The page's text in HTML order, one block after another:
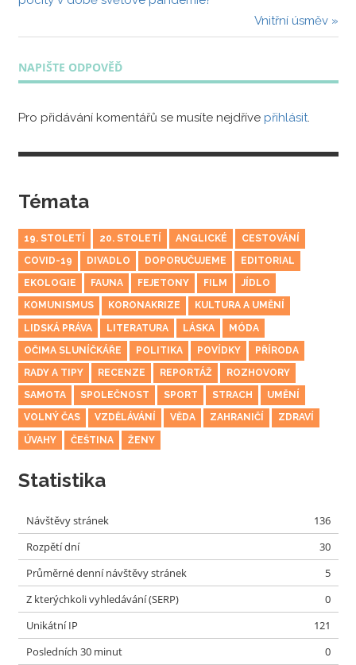
pro
příspěvek
Další
příspěvek:
Vnitřní úsměv
NAPIŠTE ODPOVĚĎ
Pro přidávání komentářů se musíte nejdříve přihlásit.
Témata
19. STOLETÍ 20. STOLETÍ ANGLICKÉ CESTOVÁNÍ
COVID-19 DIVADLO DOPORUČUJEME EDITORIAL
EKOLOGIE FAUNA FEJETONY FILM JÍDLO
KOMUNISMUS KORONAKRIZE KULTURA A UMĚNÍ
LIDSKÁ PRÁVA LITERATURA LÁSKA MÓDA
OČIMA SLUNÍČKÁŘE POLITIKA POVÍDKY PŘÍRODA
RADY A TIPY RECENZE REPORTÁŽ ROZHOVORY
SAMOTA SPOLEČNOST SPORT STRACH UMĚNÍ
VOLNÝ ČAS VZDĚLÁVÁNÍ VĚDA ZAHRANIČÍ ZDRAVÍ
ÚVAHY ČEŠTINA ŽENY
Statistika
Návštěvy stránek
136
Rozpětí dní
30
Průměrné denní návštěvy stránek
5
Z kterýchkoli vyhledávání (SERP)
0
Unikátní IP
121
Posledních 30 minut
0